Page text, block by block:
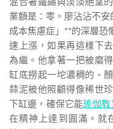
業額是：零。廖沾沾不
成本焦慮症」**的深層恐
速上漲，如果再這樣下
為繼。他拿著一把被磨
缸底撈起一坨濃稠的、
蒜泥被他照顧得像稀世
下缸邊，確保它能瑜伽教
在精神上達到圓滿。就